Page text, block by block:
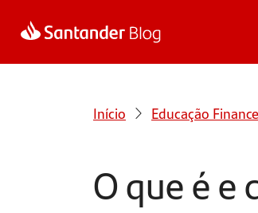
Início Educação
O que é e